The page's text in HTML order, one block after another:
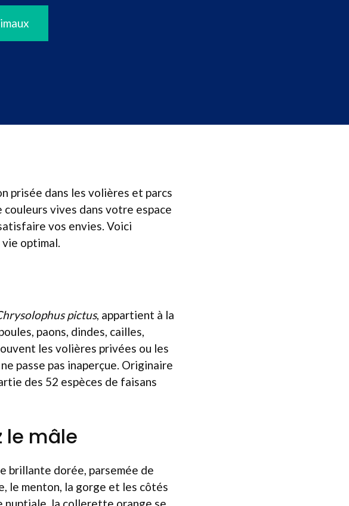
prisée dans les volières et parcs
vives dans votre espace
vos envies. Voici
optimal.
pictus, appartient à la
paons, dindes, cailles,
les volières privées ou les
passe pas inaperçue. Originaire
des 52 espèces de faisans
le mâle
brillante dorée, parsemée de
le menton, la gorge et les côtés